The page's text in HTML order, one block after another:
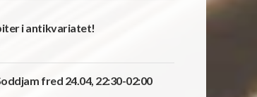
i antikvariatet!
fred 24.04, 22:30-02:00